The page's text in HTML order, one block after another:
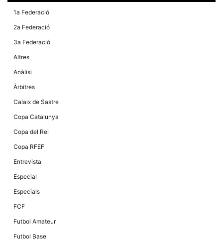
1a Federació
2a Federació
3a Federació
Altres
Anàlisi
Àrbitres
Calaix de Sastre
Copa Catalunya
Copa del Rei
Copa RFEF
Entrevista
Especial
Especials
FCF
Futbol Amateur
Futbol Base